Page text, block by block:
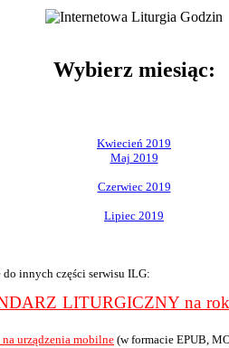
Wybierz miesiąc:
Kwiecień 2019
Maj 2019
Czerwiec 2019
Lipiec 2019
do innych części serwisu ILG:
LITURGICZNY na
urządzenia mobilne(w formacie EPUB,